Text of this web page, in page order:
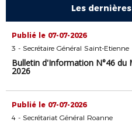
Les
Publié le 07-07-2026
3 - Secrétaire Général Saint-Etienne
Bulletin d'Information N°46 du
2026
Publié le 07-07-2026
4 - Secrétariat Général Roanne